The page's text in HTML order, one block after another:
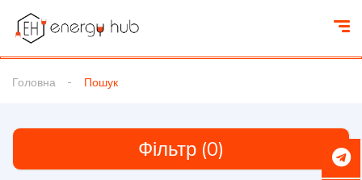
Головна Пошук
Фільтр (0)